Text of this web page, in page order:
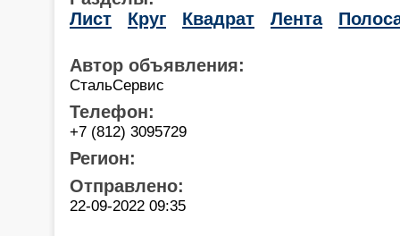
Лист
Круг Квадрат Лента
Автор объявления:
СтальСервис
Телефон:
+7 (812) 3095729
Регион:
Отправлено:
22-09-2022 09:35